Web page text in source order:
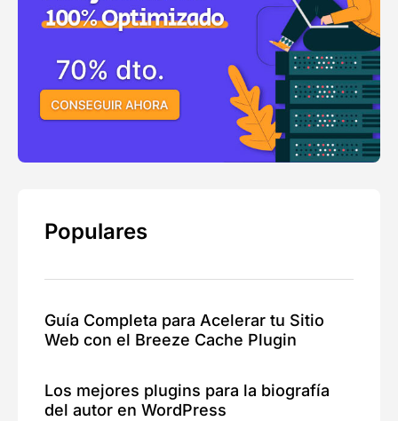
Populares
Guía Completa para Acelerar tu Sitio
Web con el Breeze Cache Plugin
Los mejores plugins para la biografía
del autor en WordPress